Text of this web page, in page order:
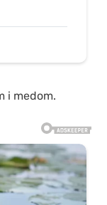
i medom.